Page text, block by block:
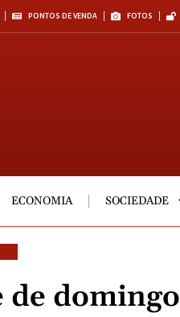
PONTOS DE VENDA FOTOS
ECONOMIA SOCIEDADE
de domingo